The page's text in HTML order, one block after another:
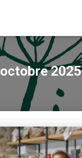
octobre 2025